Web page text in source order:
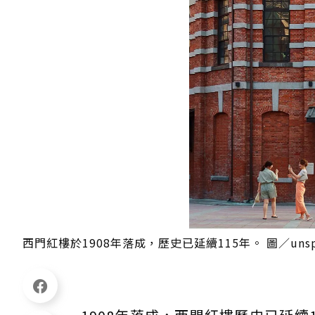
西門紅樓於1908年落成，歷史已延續115年。 圖／